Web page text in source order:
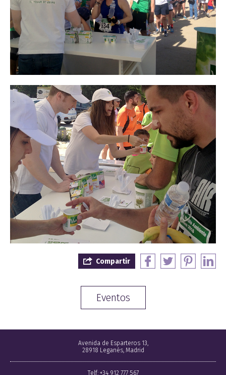
Compartir
Eventos
Avenida de Esparteros 13,
28918 Leganés, Madrid
Telf: +34 912 777 567